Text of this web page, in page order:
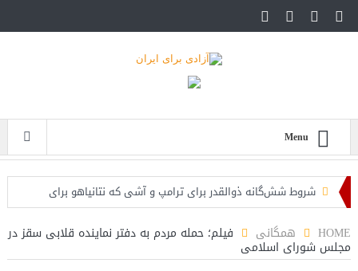
Menu
شروط شش‌گانه ذوالقدر برای ترامپ و آشی که نتانیاهو برای
ذوالقدرها پخته!
ایران؛ فرمانده ارتش آمریکا به مقامات کاخ سفید: حملات هوایی
HOME همگانی فیلم؛ حمله مردم به دفتر نماینده قلابی سقز در
مجلس شورای اسلامی